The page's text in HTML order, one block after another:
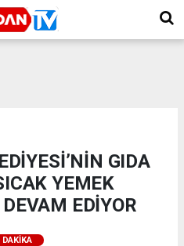
GID​A
YEMEK
EDİYOR
DAKIKA